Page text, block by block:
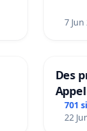
7
Des
701
22